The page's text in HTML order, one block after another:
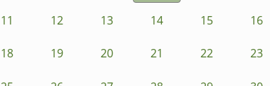
11 12 13 14 15 16
18 19 20 21 22 23